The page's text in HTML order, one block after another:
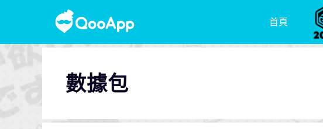
首頁
數據包